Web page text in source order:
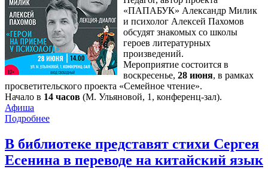
«ПАПАБУК» Александр Милик
и психолог Алексей Пахомов
обсудят знакомых со школы
героев литературных
произведений.
Мероприятие состоится в
воскресенье, 28 июня, в рамках
просветительского проекта «Семейное чтение».
Начало в 14 часов (М. Ульяновой, 1, конференц-зал).
Афиша
Подробнее
В библиотеке представят стихи Сергея
Есенина в переводе на китайский язык